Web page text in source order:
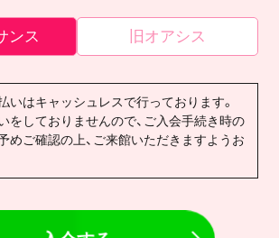
ンス 旧オアシス
いはキャッシュレスで行っております。
をしておりませんので、ご入会手続き時の
めご確認の上、ご来館いただきますようお